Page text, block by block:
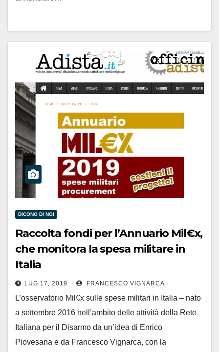
DICONO DI NOI
Raccolta fondi per l’Annuario Mil€x,
che monitora la spesa militare in
Italia
LUG 17, 2019 FRANCESCO VIGNARCA
L’osservatorio Mil€x sulle spese militari in Italia – nato
a settembre 2016 nell’ambito delle attività della Rete
Italiana per il Disarmo da un’idea di Enrico
Piovesana e da Francesco Vignarca, con la